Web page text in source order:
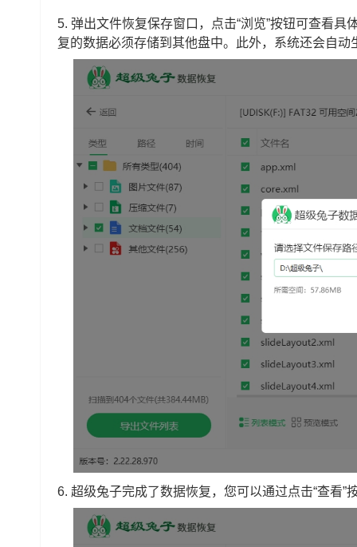
5. 弹出文件恢复保存窗口，点击“浏览”按钮可查看
复的数据必须存储到其他盘中。此外，系统还会自动
6. 超级兔子完成了数据恢复，您可以通过点击“查看”